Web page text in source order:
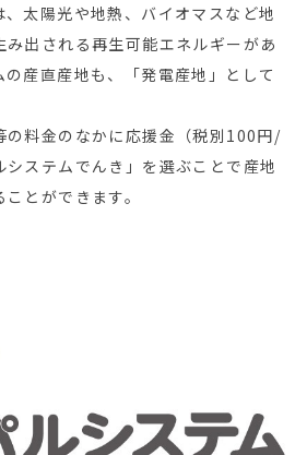
太陽光や地熱、バイオマスなど地
出される再生可能エネルギーがあ
の産直産地も、「発電産地」として
の料金のなかに応援金（税別100円/
ステムでんき」を選ぶことで産地
とができます。